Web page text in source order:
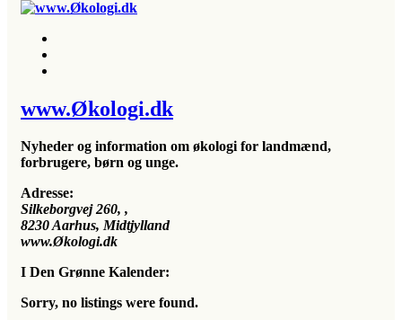
www.Økologi.dk
Nyheder og information om økologi for landmænd,
forbrugere, børn og unge.
Adresse:
Silkeborgvej 260, ,
8230Aarhus, Midtjylland
www.Økologi.dk
I Den Grønne Kalender:
Sorry, no listings were found.